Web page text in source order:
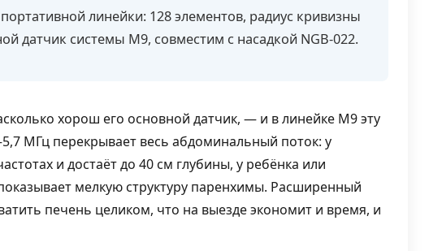
линейки: 128 элементов, радиус кривизны
датчик системы M9, совместим с насадкой NGB-022.
хорош его основной датчик, — и в линейке M9 эту
МГц перекрывает весь абдоминальный поток: у
и достаёт до 40 см глубины, у ребёнка или
мелкую структуру паренхимы. Расширенный
печень целиком, что на выезде экономит и время, и